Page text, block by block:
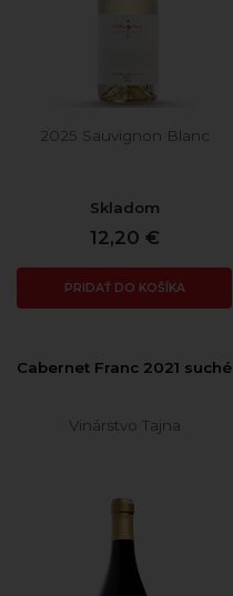
2025 Sauvignon Blanc
Skladom
12,20 €
PRIDAŤ DO KOŠÍKA
Cabernet Franc 2021 suché
Vinárstvo Tajna